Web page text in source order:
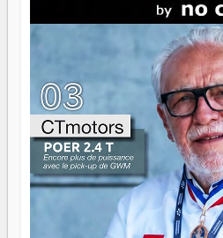
direction peut éclairer autant
là que les aînés entrent en
gouvernail, mais pour montrer où
ont la force, les vieux ont
n'est pas un combat de
d'équipage. Partagez vos
Surtout vos échecs, d'ailleurs —
n'importe quel manuel. À
Il faut juste s'assurer que tout
même sens.